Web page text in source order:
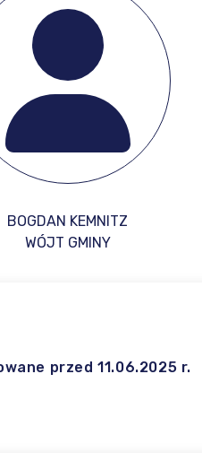
BOGDAN KEMNITZ
WÓJT GMINY
przed 11.06.2025 r.